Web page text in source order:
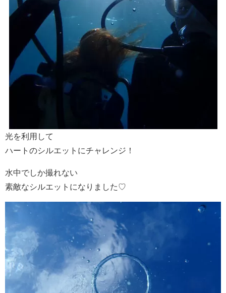
光を利用して
ハートのシルエットにチャレンジ！
水中でしか撮れない
素敵なシルエットになりました♡